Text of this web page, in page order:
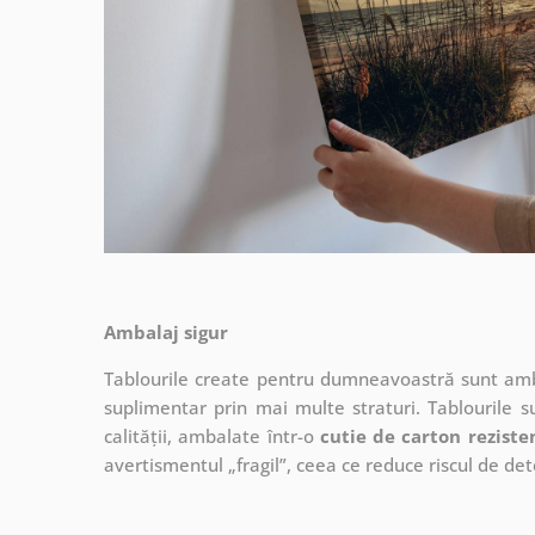
Ambalaj sigur
Tablourile create pentru dumneavoastră sunt
suplimentar prin mai multe straturi.Tablourile
calității, ambalate într-o cutie de carton
avertismentul „fragil”, ceea ce reduce riscul de